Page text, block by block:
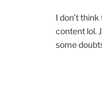
I don’t
content lol.
some